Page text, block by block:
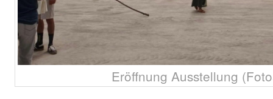
Eröffnung Ausstellung